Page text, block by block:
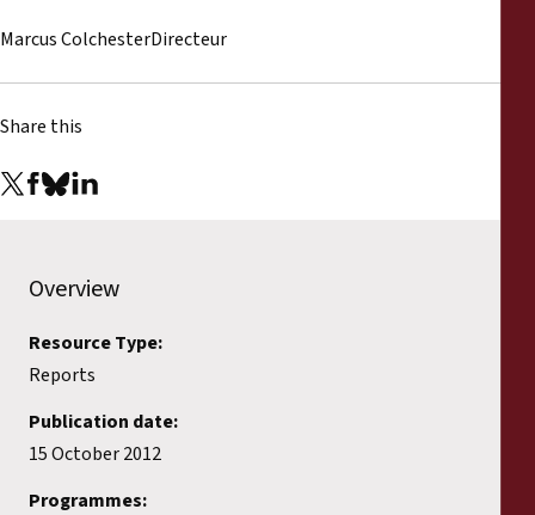
Marcus ColchesterDirecteur
Share this
Overview
Resource Type:
Reports
Publication date:
15 October 2012
Programmes: